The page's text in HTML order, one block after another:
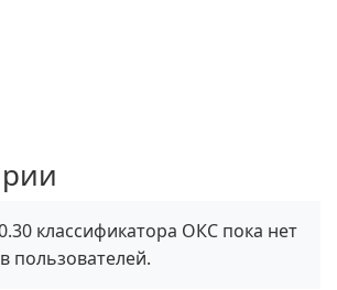
классификатора ОКС пока нет
пользователей.